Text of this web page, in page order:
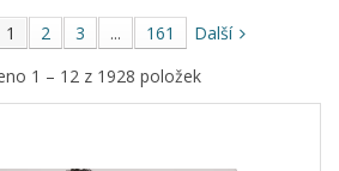
1 2 3 ... 161
Další
1 – 12 z 1928 položek